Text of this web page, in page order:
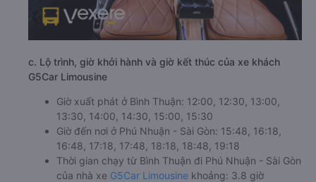
c. Lộ trình, giờ khởi hành và giờ kết thúc của xe khách
G5Car Limousine
Giờ xuất phát ở Bình Thuận: 12:00, 12:30, 13:00,
13:30, 14:00, 14:30, 15:00, 15:30
Giờ đến nơi ở Phú Nhuận - Sài Gòn: 15:48, 16:18,
16:48, 17:18, 17:48, 18:18, 18:48, 19:18
Thời gian chạy từ Bình Thuận đi Phú Nhuận - Sài Gòn
của nhà xe G5Car Limousine khoảng: 3.8 giờ